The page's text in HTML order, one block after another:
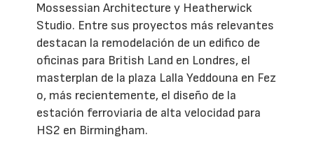
Mossessian Architecture y Heatherwick
Studio. Entre sus proyectos más relevantes
destacan la remodelación de un edifico de
oficinas para British Land en Londres, el
masterplan de la plaza Lalla Yeddouna en Fez
o, más recientemente, el diseño de la
estación ferroviaria de alta velocidad para
HS2 en Birmingham.